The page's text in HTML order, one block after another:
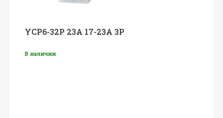
YCP6-32P 23A 17-23A 3P
В наличии